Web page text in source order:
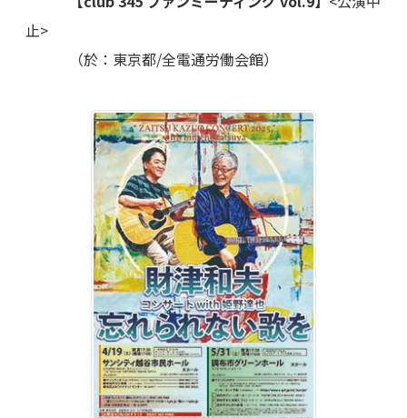
止>
（於：東京都/全電通労働会館）